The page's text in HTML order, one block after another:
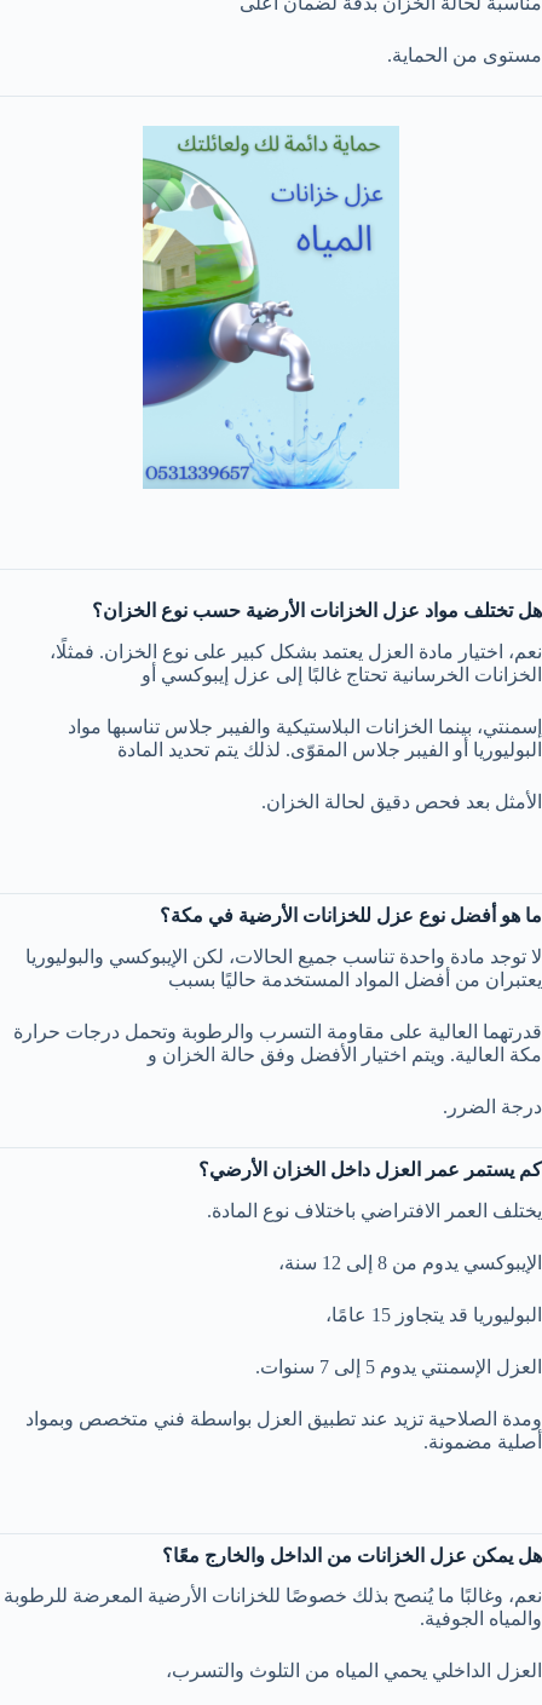
مستوى من الحماية.
هل تختلف مواد عزل الخزانات الأرضية حسب نوع الخزان؟
نعم، اختيار مادة العزل يعتمد بشكل كبير على نوع الخزان. فمثلًا،
الخزانات الخرسانية تحتاج غالبًا إلى عزل إيبوكسي أو
إسمنتي، بينما الخزانات البلاستيكية والفيبر جلاس تناسبها مواد
البوليوريا أو الفيبر جلاس المقوّى. لذلك يتم تحديد المادة
الأمثل بعد فحص دقيق لحالة الخزان.
ما هو أفضل نوع عزل للخزانات الأرضية في مكة؟
لا توجد مادة واحدة تناسب جميع الحالات، لكن الإيبوكسي والبوليوريا
يعتبران من أفضل المواد المستخدمة حاليًا بسبب
قدرتهما العالية على مقاومة التسرب والرطوبة وتحمل درجات حرارة
مكة العالية. ويتم اختيار الأفضل وفق حالة الخزان و
درجة الضرر.
كم يستمر عمر العزل داخل الخزان الأرضي؟
يختلف العمر الافتراضي باختلاف نوع المادة.
الإيبوكسي يدوم من 8 إلى 12 سنة،
البوليوريا قد يتجاوز 15 عامًا،
العزل الإسمنتي يدوم 5 إلى 7 سنوات.
ومدة الصلاحية تزيد عند تطبيق العزل بواسطة فني متخصص وبمواد
أصلية مضمونة.
هل يمكن عزل الخزانات من الداخل والخارج معًا؟
نعم، وغالبًا ما يُنصح بذلك خصوصًا للخزانات الأرضية المعرضة للرطوبة
والمياه الجوفية.
العزل الداخلي يحمي المياه من التلوث والتسرب،